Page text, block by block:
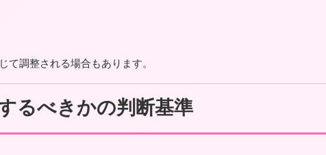
て調整される場合もあります。
るべきかの判断基準